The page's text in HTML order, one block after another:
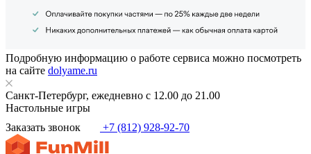
Подробную информацию о работе сервиса можно посмотреть
на сайте dolyame.ru
Санкт-Петербург, ежедневно с 12.00 до 21.00
Настольные игры
Заказать звонок
+7 (812) 928-92-70